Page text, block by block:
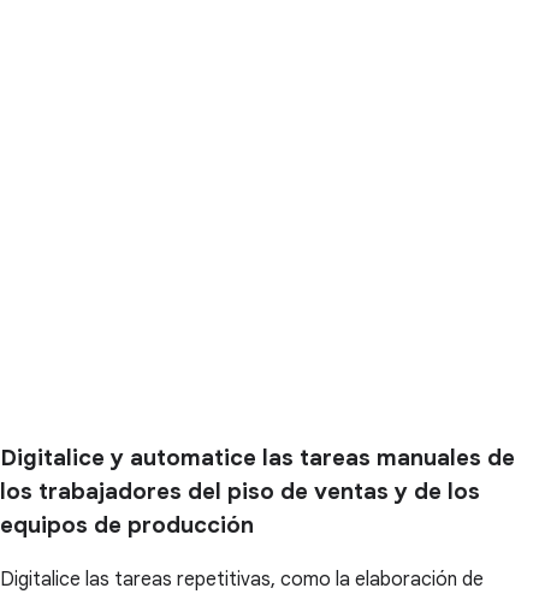
Digitalice y automatice las tareas manuales de
los trabajadores del piso de ventas y de los
equipos de producción
Digitalice las tareas repetitivas, como la elaboración de